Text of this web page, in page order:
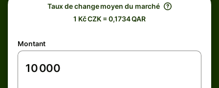
Taux de change moyen du marché
1 Kč CZK = 0,1734 QAR
Montant